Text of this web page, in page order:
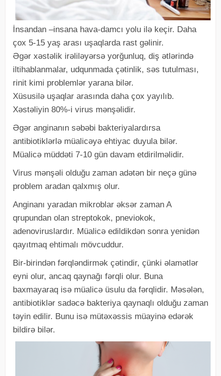
İnsandan –insana hava-damcı yolu ilə keçir. Daha
çox 5-15 yaş arası uşaqlarda rast gəlinir.
Əgər xəstəlik irəliləyərsə yorğunluq, diş ətlərində
iltihablanmalar, udqunmada çətinlik, səs tutulması,
rinit kimi problemlər yarana bilər.
Xüsusilə uşaqlar arasında daha çox yayılıb.
Xəstəliyin 80%-i virus mənşəlidir.
Əgər anginanın səbəbi bakteriyalardırsa
antibiotiklərlə müalicəyə ehtiyac duyula bilər.
Müalicə müddəti 7-10 gün davam etdirilməlidir.
Virus mənşəli olduğu zaman adətən bir neçə günə
problem aradan qalxmış olur.
Anginanı yaradan mikroblar əksər zaman A
qrupundan olan streptokok, pneviokok,
adenoviruslardır. Müalicə edildikdən sonra yenidən
qayıtmaq ehtimalı mövcuddur.
Bir-birindən fərqləndirmək çətindir, çünki əlamətlər
eyni olur, ancaq qaynağı fərqli olur. Buna
baxmayaraq isə müalicə üsulu da fərqlidir. Məsələn,
antibiotiklər sadəcə bakteriya qaynaqlı olduğu zaman
təyin edilir. Bunu isə mütəxəssis müayinə edərək
bildirə bilər.